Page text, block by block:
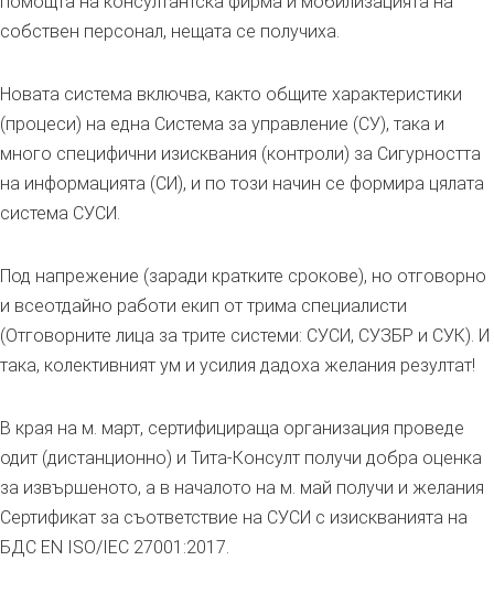
собствен персонал, нещата се получиха.
Новата система включва, както общите характеристики
(процеси) на една Система за управление (СУ), така и
много специфични изисквания (контроли) за Сигурността
на информацията (СИ), и по този начин се формира цялата
система СУСИ.
Под напрежение (заради кратките срокове), но отговорно
и всеотдайно работи екип от трима специалисти
(Отговорните лица за трите системи: СУСИ, СУЗБР и СУК). И
така, колективният ум и усилия дадоха желания резултат!
В края на м. март, сертифицираща организация проведе
одит (дистанционно) и Тита-Консулт получи добра оценка
за извършеното, а в началото на м. май получи и желания
Сертификат за съответствие на СУСИ с изискванията на
БДС EN ISO/IEC 27001:2017.